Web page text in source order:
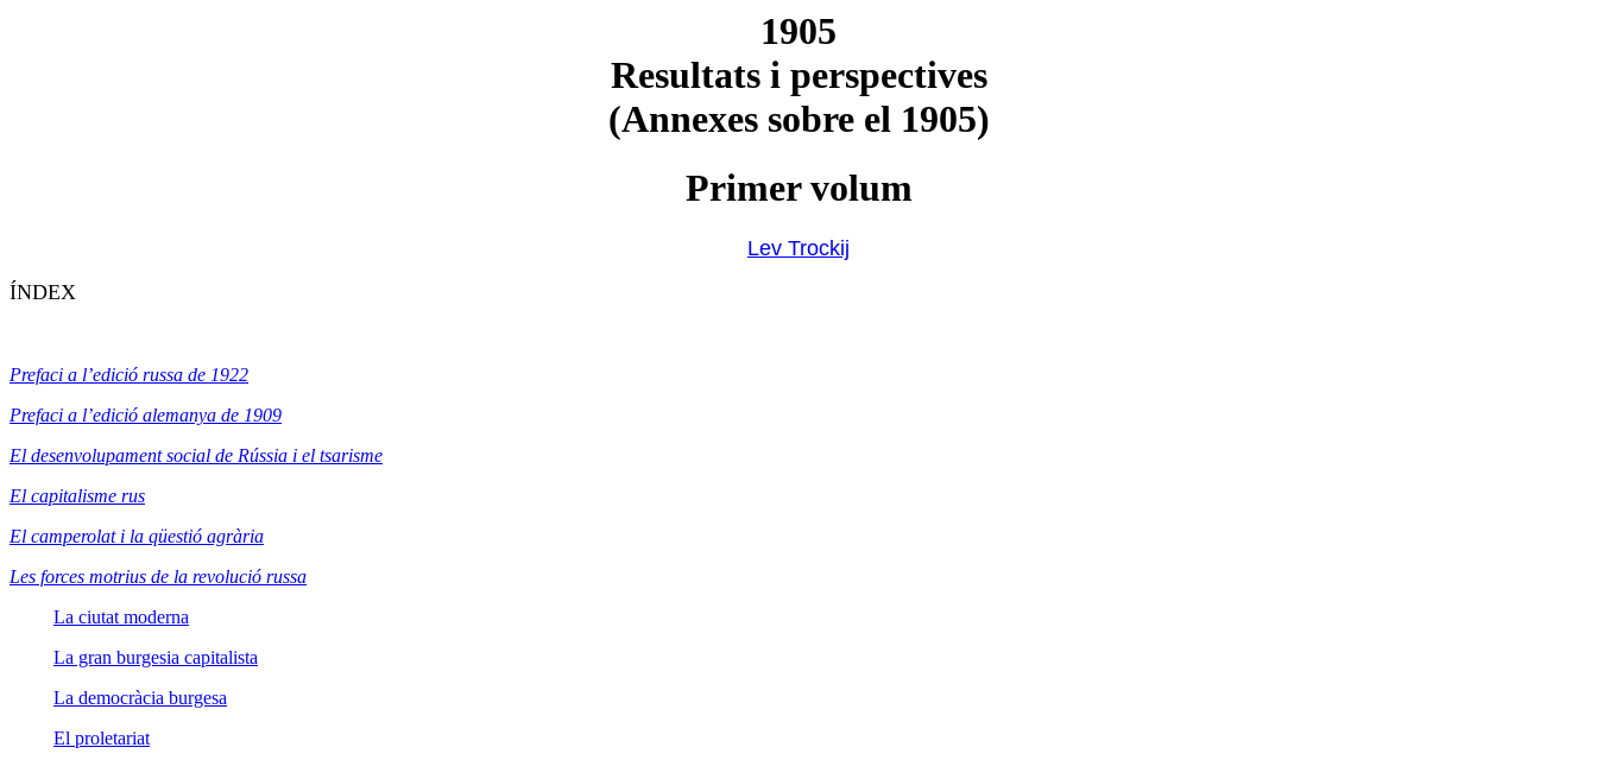
1905
Resultats i perspectives
(Annexes sobre el 1905)
Primer volum
Lev Trockij
ÍNDEX
Prefaci a l’edició russa de 1922
Prefaci a l’edició alemanya de 1909
El desenvolupament social de Rússia i el tsarisme
El capitalisme rus
El camperolat i la qüestió agrària
Les forces motrius de la revolució russa
La ciutat moderna
La gran burgesia capitalista
La democràcia burgesa
El proletariat